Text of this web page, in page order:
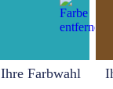
Ihre Farbwahl